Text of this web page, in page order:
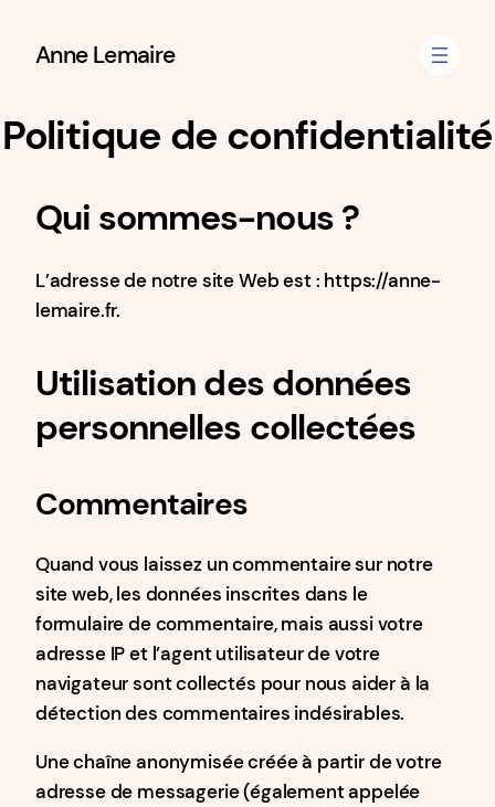
Anne Lemaire
Politique de confidentialité
Qui sommes-nous ?
L’adresse de notre site Web est : https://anne-
lemaire.fr.
Utilisation des données
personnelles collectées
Commentaires
Quand vous laissez un commentaire sur notre
site web, les données inscrites dans le
formulaire de commentaire, mais aussi votre
adresse IP et l’agent utilisateur de votre
navigateur sont collectés pour nous aider à la
détection des commentaires indésirables.
Une chaîne anonymisée créée à partir de votre
adresse de messagerie (également appelée